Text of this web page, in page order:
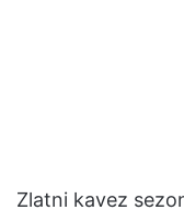
Zlatni kavez